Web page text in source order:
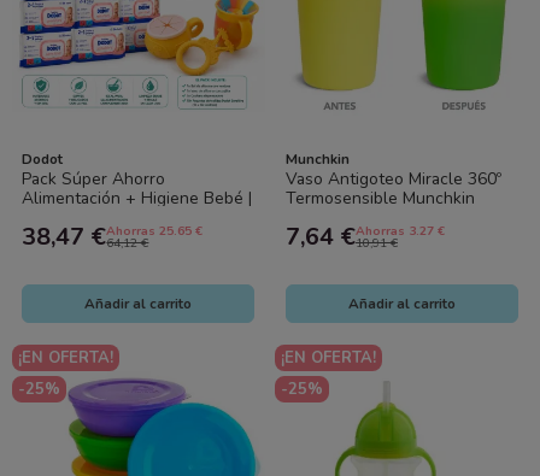
Dodot
Pack Súper Ahorro
Alimentación + Higiene Bebé |
Cup + Mordedor...
38,47 €Ahorras 25.65 €
64,12 €
Añadir al carrito
Munchkin
Vaso Antigoteo Miracle 360º
Termosensible Munchkin
Derrames con...
7,64 €Ahorras 3.27 €
10,91 €
Añadir al carrito
¡EN OFERTA!
-25%
¡EN OFERTA!
-25%